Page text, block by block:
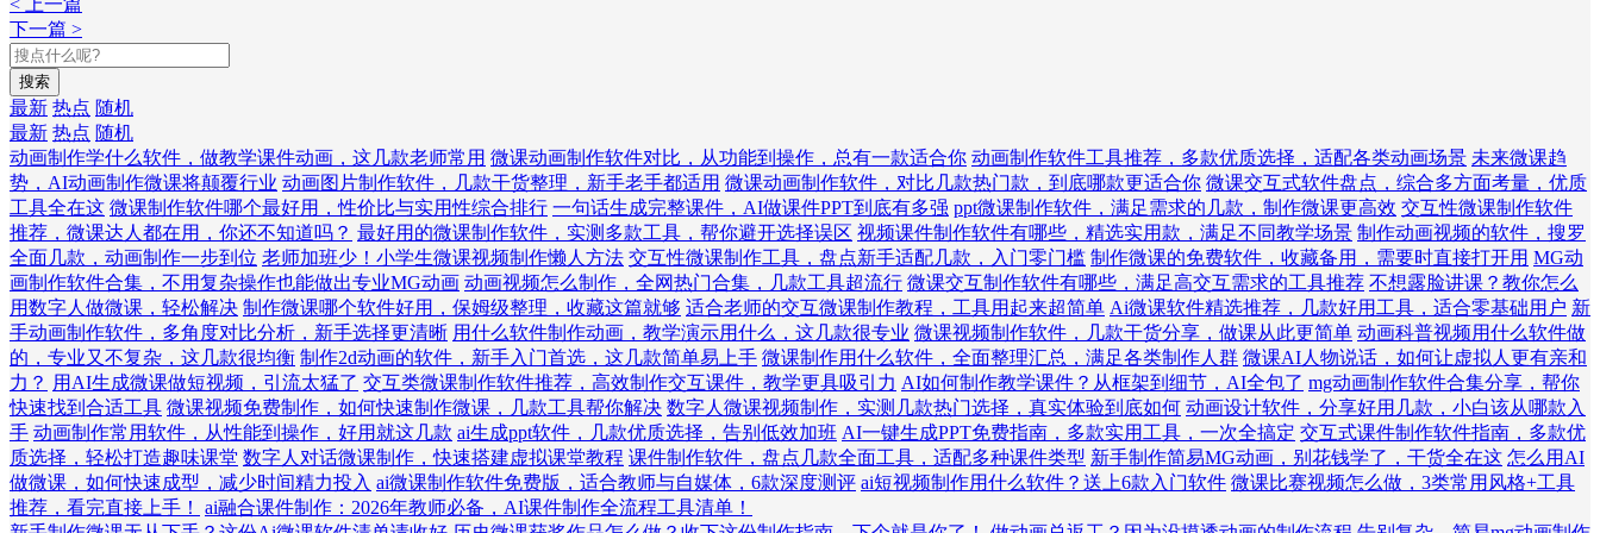
下一篇 >
搜索
最新 热点 随机
最新 热点 随机
动画制作学什么软件，做教学课件动画，这几款老师常用 微课动画制作软件对比，从功能到操作，总有一款适合你 动画制作软件工具推荐，多款优质选择，适配各类动画场景 未来微课趋
势，AI动画制作微课将颠覆行业 动画图片制作软件，几款干货整理，新手老手都适用 微课动画制作软件，对比几款热门款，到底哪款更适合你 微课交互式软件盘点，综合多方面考量，优质
工具全在这 微课制作软件哪个最好用，性价比与实用性综合排行 一句话生成完整课件，AI做课件PPT到底有多强 ppt微课制作软件，满足需求的几款，制作微课更高效 交互性微课制作软件
推荐，微课达人都在用，你还不知道吗？ 最好用的微课制作软件，实测多款工具，帮你避开选择误区 视频课件制作软件有哪些，精选实用款，满足不同教学场景 制作动画视频的软件，搜罗
全面几款，动画制作一步到位 老师加班少！小学生微课视频制作懒人方法 交互性微课制作工具，盘点新手适配几款，入门零门槛 制作微课的免费软件，收藏备用，需要时直接打开用 MG动
画制作软件合集，不用复杂操作也能做出专业MG动画 动画视频怎么制作，全网热门合集，几款工具超流行 微课交互制作软件有哪些，满足高交互需求的工具推荐 不想露脸讲课？教你怎么
用数字人做微课，轻松解决 制作微课哪个软件好用，保姆级整理，收藏这篇就够 适合老师的交互微课制作教程，工具用起来超简单 Ai微课软件精选推荐，几款好用工具，适合零基础用户 新
手动画制作软件，多角度对比分析，新手选择更清晰 用什么软件制作动画，教学演示用什么，这几款很专业 微课视频制作软件，几款干货分享，做课从此更简单 动画科普视频用什么软件做
的，专业又不复杂，这几款很均衡 制作2d动画的软件，新手入门首选，这几款简单易上手 微课制作用什么软件，全面整理汇总，满足各类制作人群 微课AI人物说话，如何让虚拟人更有亲和
力？ 用AI生成微课做短视频，引流太猛了 交互类微课制作软件推荐，高效制作交互课件，教学更具吸引力 AI如何制作教学课件？从框架到细节，AI全包了 mg动画制作软件合集分享，帮你
快速找到合适工具 微课视频免费制作，如何快速制作微课，几款工具帮你解决 数字人微课视频制作，实测几款热门选择，真实体验到底如何 动画设计软件，分享好用几款，小白该从哪款入
手 动画制作常用软件，从性能到操作，好用就这几款 ai生成ppt软件，几款优质选择，告别低效加班 AI一键生成PPT免费指南，多款实用工具，一次全搞定 交互式课件制作软件指南，多款优
质选择，轻松打造趣味课堂 数字人对话微课制作，快速搭建虚拟课堂教程 课件制作软件，盘点几款全面工具，适配多种课件类型 新手制作简易MG动画，别花钱学了，干货全在这 怎么用AI
做微课，如何快速成型，减少时间精力投入 ai微课制作软件免费版，适合教师与自媒体，6款深度测评 ai短视频制作用什么软件？送上6款入门软件 微课比赛视频怎么做，3类常用风格+工具
推荐，看完直接上手！
ai融合课件制作：2026年教师必备，AI课件制作全流程工具清单！